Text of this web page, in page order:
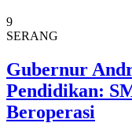
9
SERANG
Gubernur
Pendidikan:
Beroperasi